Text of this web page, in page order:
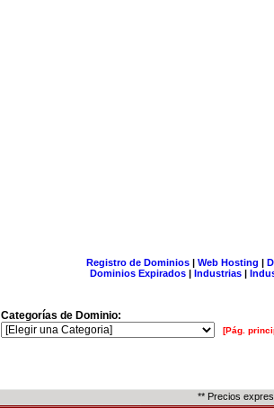
Registro de Dominios| Web Hosting |
Dominios Expirados | Industrias |
Categorías de Dominio:
[Pág.
** Precios